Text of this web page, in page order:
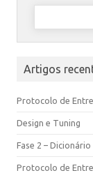
Artigos
Protocolo de
Design e Tuning
Fase 2 – Dicionário
Protocolo de